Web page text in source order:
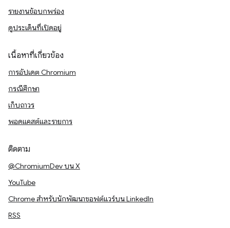
รายงานข้อบกพร่อง
ดูประเด็นที่เปิดอยู่
เนื้อหาที่เกี่ยวข้อง
การอัปเดต Chromium
กรณีศึกษา
เก็บถาวร
พอดแคสต์และรายการ
ติดตาม
@ChromiumDev บน X
YouTube
Chrome สำหรับนักพัฒนาซอฟต์แวร์บน LinkedIn
RSS